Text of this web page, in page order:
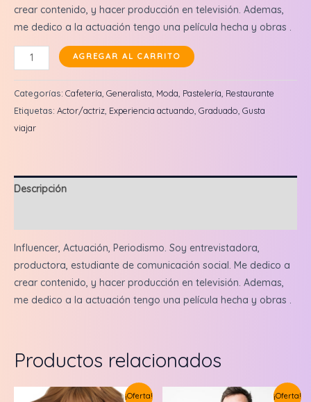
crear contenido, y hacer producción en televisión. Ademas,
me dedico a la actuación tengo una película hecha y obras .
Priscila
Dalesio:
Reel
en
feed
historias
cantidad
AGREGAR AL CARRITO
Categorías: Cafetería, Generalista, Moda, Pastelería, Restaurante
Etiquetas: Actor/actriz, Experiencia actuando, Graduado, Gusta
viajar
Descripción
Influencer, Actuación, Periodismo. Soy entrevistadora,
productora, estudiante de comunicación social. Me dedico a
crear contenido, y hacer producción en televisión. Ademas,
me dedico a la actuación tengo una película hecha y obras .
Productos relacionados
¡Oferta! ¡Oferta!